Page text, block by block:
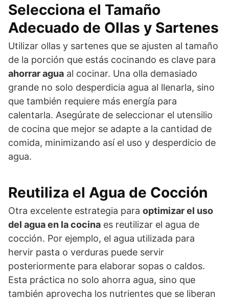
Selecciona el Tamaño
Adecuado de Ollas y Sartenes
Utilizar ollas y sartenes que se ajusten al tamaño
de la porción que estás cocinando es clave para
ahorrar agua al cocinar. Una olla demasiado
grande no solo desperdicia agua al llenarla, sino
que también requiere más energía para
calentarla. Asegúrate de seleccionar el utensilio
de cocina que mejor se adapte a la cantidad de
comida, minimizando así el uso y desperdicio de
agua.
Reutiliza el Agua de Cocción
Otra excelente estrategia para optimizar el uso
del agua en la cocina es reutilizar el agua de
cocción. Por ejemplo, el agua utilizada para
hervir pasta o verduras puede servir
posteriormente para elaborar sopas o caldos.
Esta práctica no solo ahorra agua, sino que
también aprovecha los nutrientes que se liberan